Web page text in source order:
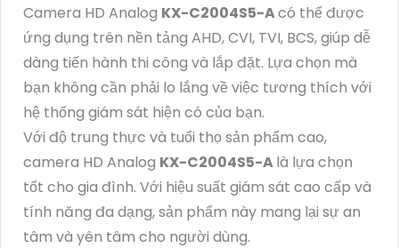
Camera HD Analog KX-C2004S5-Acó thể được
ứng dụng trên nền tảng AHD, CVI, TVI, BCS, giúp dễ
dàng tiến hành thi công và lắp đặt. Lựa chọn mà
bạn không cần phải lo lắng về việc tương thích với
hệ thống giám sát hiện có của bạn.
Với độ trung thực và tuổi thọ sản phẩm cao,
camera HD Analog KX-C2004S5-Alà lựa chọn
tốt cho gia đình. Với hiệu suất giám sát cao cấp và
tính năng đa dạng, sản phẩm này mang lại sự an
tâm và yên tâm cho người dùng.